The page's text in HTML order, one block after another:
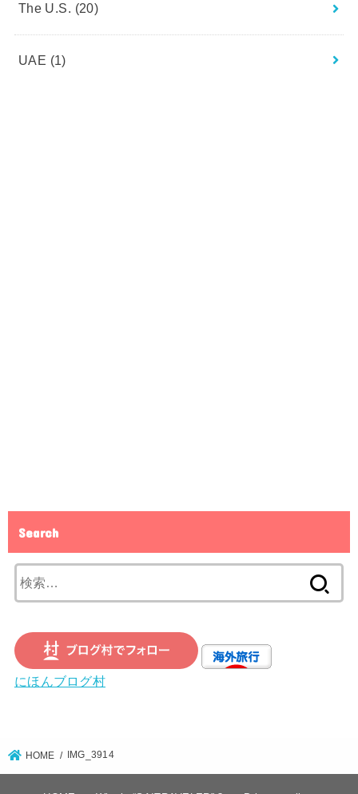
The U.S. (20)
UAE (1)
Search
索:
にほんブログ村
HOME IMG_3914